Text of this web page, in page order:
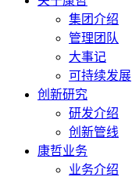
集团介绍
管理团队
大事记
可持续发展
创新研究
研发介绍
创新管线
康哲业务
业务介绍